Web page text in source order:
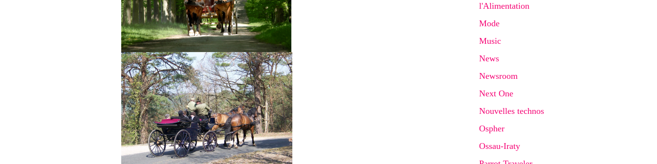
l'Alimentation
Mode
Music
News
Newsroom
Next One
Nouvelles technos
Ospher
Ossau-Iraty